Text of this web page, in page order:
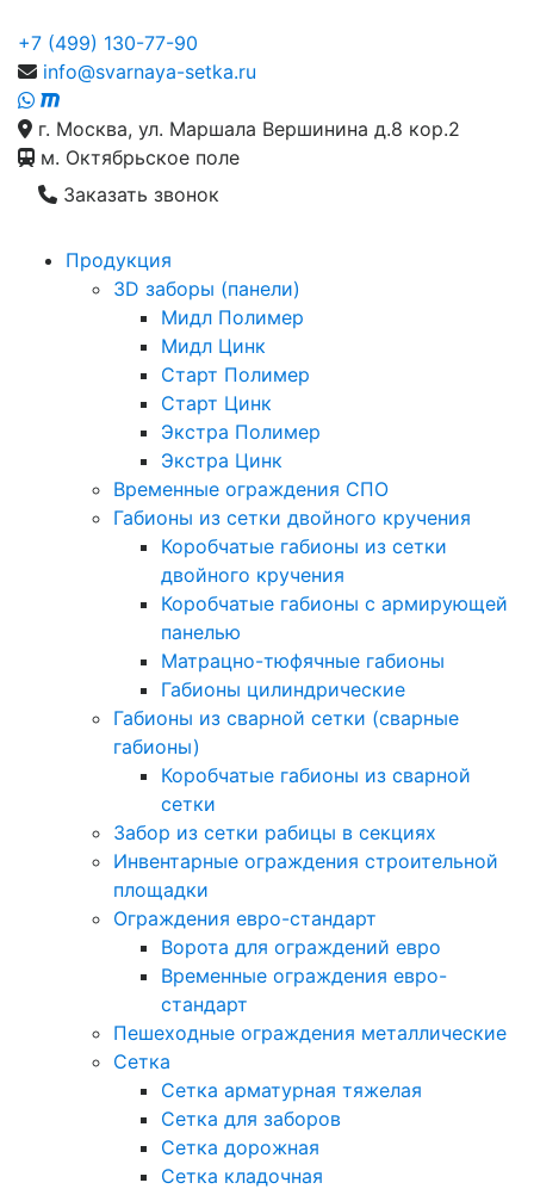
+7 (499) 130-77-90
info@svarnaya-setka.ru
г. Москва, ул. Маршала Вершинина д.8 кор.2
м. Октябрьское поле
Заказать звонок
Продукция
3D заборы (панели)
Мидл Полимер
Мидл Цинк
Старт Полимер
Старт Цинк
Экстра Полимер
Экстра Цинк
Временные ограждения СПО
Габионы из сетки двойного кручения
Коробчатые габионы из сетки
двойного кручения
Коробчатые габионы с армирующей
панелью
Матрацно-тюфячные габионы
Габионы цилиндрические
Габионы из сварной сетки (сварные
габионы)
Коробчатые габионы из сварной
сетки
Забор из сетки рабицы в секциях
Инвентарные ограждения строительной
площадки
Ограждения евро-стандарт
Ворота для ограждений евро
Временные ограждения евро-
стандарт
Пешеходные ограждения металлические
Сетка
Сетка арматурная тяжелая
Сетка для заборов
Сетка дорожная
Сетка кладочная